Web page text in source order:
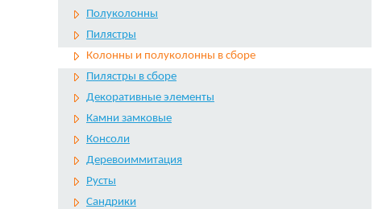
Полуколонны
Пилястры
Колонны и полуколонны в сборе
Пилястры в сборе
Декоративные элементы
Камни замковые
Консоли
Деревоиммитация
Русты
Сандрики